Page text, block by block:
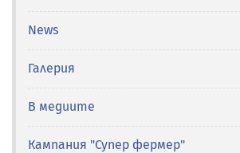
News
Галерия
В медиите
Кампания "Супер фермер"